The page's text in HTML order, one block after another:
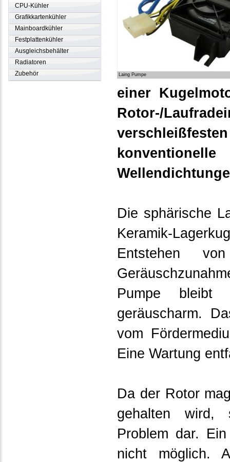
CPU-Kühler
Grafikkartenkühler
Mainboardkühler
Festplattenkühler
Ausgleichsbehälter
Radiatoren
Zubehör
Laing Pumpe
einer
Rotor-/
Die sphärische
Keramik-
Entstehen
Pumpe bleibt
geräuscharm.
vom
Eine Wartung
Da der Rotor
gehalten wird,
Problem dar.
nicht möglich.